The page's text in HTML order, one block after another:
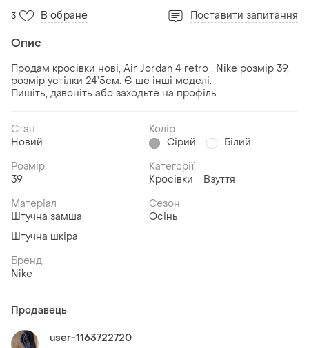
3 В обране Поставити запитання
Опис
Продам кросівки нові, Air Jordan 4 retro , Nike розмір 39,
розмір устілки 24’5см. Є ще інші моделі.
Пишіть, дзвоніть або заходьте на профіль.
Стан:
Новий
Колір:
Сірий
Білий
Розмір:
39
Категорії:
Кросівки
Взуття
Матеріал
Штучна замша
Штучна шкіра
Сезон
Осінь
Бренд:
Nike
Продавець
user-1163722720